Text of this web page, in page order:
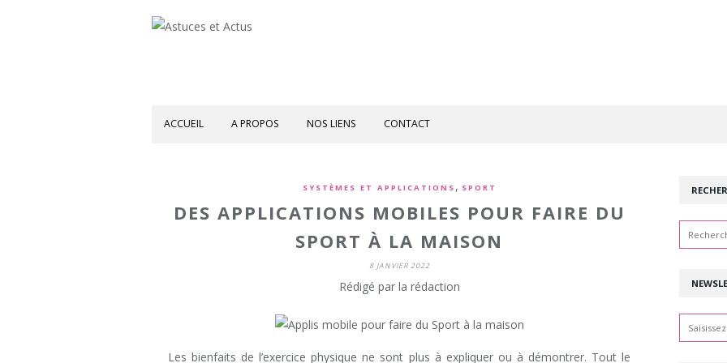
ACCUEIL A PROPOS NOS LIENS CONTACT
SYSTÈMES ET APPLICATIONS , SPORT
DES APPLICATIONS MOBILES POUR FAIRE DU
SPORT À LA MAISON
8 JANVIER 2022
Rédigé par la rédaction
Les bienfaits de l’exercice physique ne sont plus à expliquer ou à démontrer. Tout le